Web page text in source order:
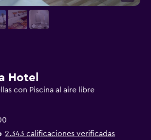
Hotel
con Piscina al aire libre
2.343 calificaciones verificadas